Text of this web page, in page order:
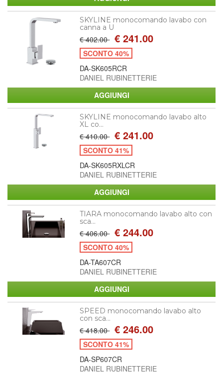
SKYLINE monocomando lavabo con
canna a U
€ 402.00 € 241.00
SCONTO 40%
DA-SK605RCR
DANIEL RUBINETTERIE
SKYLINE monocomando lavabo alto
XL co...
€ 410.00 € 241.00
SCONTO 41%
DA-SK605RXLCR
DANIEL RUBINETTERIE
TIARA monocomando lavabo alto con
sca...
€ 406.00 € 244.00
SCONTO 40%
DA-TA607CR
DANIEL RUBINETTERIE
SPEED monocomando lavabo alto
con sca...
€ 418.00 € 246.00
SCONTO 41%
DA-SP607CR
DANIEL RUBINETTERIE